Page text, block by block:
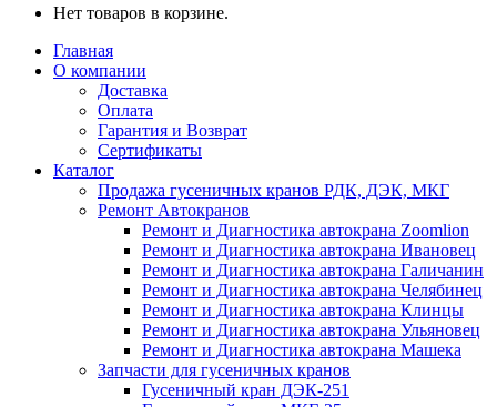
Нет товаров в корзине.
Главная
О компании
Доставка
Оплата
Гарантия и Возврат
Сертификаты
Каталог
Продажа гусеничных кранов РДК, ДЭК, МКГ
Ремонт Автокранов
Ремонт и Диагностика автокрана Zoomlion
Ремонт и Диагностика автокрана Ивановец
Ремонт и Диагностика автокрана Галичанин
Ремонт и Диагностика автокрана Челябинец
Ремонт и Диагностика автокрана Клинцы
Ремонт и Диагностика автокрана Ульяновец
Ремонт и Диагностика автокрана Машека
Запчасти для гусеничных кранов
Гусеничный кран ДЭК-251